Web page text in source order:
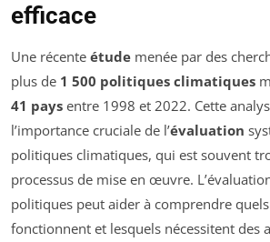
efficace
Une récente étude menée par des
plus de 1 500 politiques climatiques
41 pays entre 1998 et 2022. Cette
l’importance cruciale de l’évaluation
politiques climatiques, qui est souvent
processus de mise en œuvre.
politiques peut aider à comprendre
fonctionnent et lesquels nécessitent des